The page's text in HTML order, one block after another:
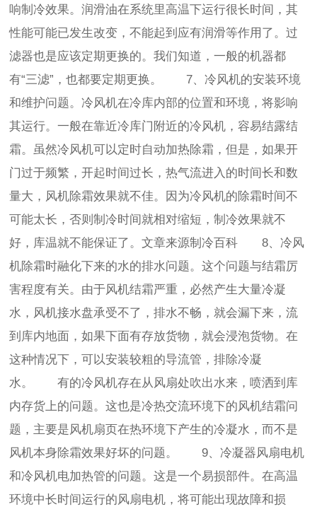
响制冷效果。润滑油在系统里高温下运行很长时间，其
性能可能已发生改变，不能起到应有润滑等作用了。过
滤器也是应该定期更换的。我们知道，一般的机器都
有“三滤”，也都要定期更换。 7、冷风机的安装环境
和维护问题。冷风机在冷库内部的位置和环境，将影响
其运行。一般在靠近冷库门附近的冷风机，容易结露结
霜。虽然冷风机可以定时自动加热除霜，但是，如果开
门过于频繁，开起时间过长，热气流进入的时间长和数
量大，风机除霜效果就不佳。因为冷风机的除霜时间不
可能太长，否则制冷时间就相对缩短，制冷效果就不
好，库温就不能保证了。文章来源制冷百科 8、冷风
机除霜时融化下来的水的排水问题。这个问题与结霜厉
害程度有关。由于风机结霜严重，必然产生大量冷凝
水，风机接水盘承受不了，排水不畅，就会漏下来，流
到库内地面，如果下面有存放货物，就会浸泡货物。在
这种情况下，可以安装较粗的导流管，排除冷凝
水。 有的冷风机存在从风扇处吹出水来，喷洒到库
内存货上的问题。这也是冷热交流环境下的风机结霜问
题，主要是风机扇页在热环境下产生的冷凝水，而不是
风机本身除霜效果好坏的问题。 9、冷凝器风扇电机
和冷风机电加热管的问题。这是一个易损部件。在高温
环境中长时间运行的风扇电机，将可能出现故障和损